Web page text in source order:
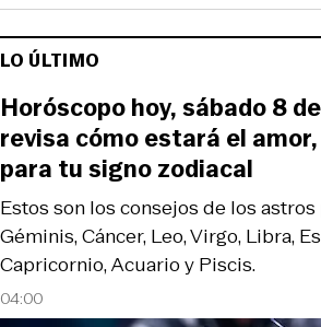
LO ÚLTIMO
04:00
Estos son los consejos de los astros
Géminis, Cáncer, Leo, Virgo, Libra,
Capricornio, Acuario y Piscis.
Horóscopo hoy, sábado 8
revisa cómo estará el
para tu signo zodiacal